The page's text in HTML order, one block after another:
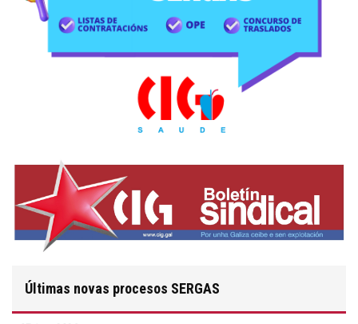
Últimas novas procesos SERGAS